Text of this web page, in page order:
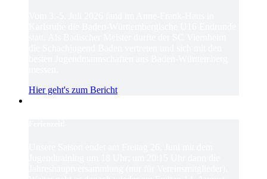
Hier geht's zum Bericht